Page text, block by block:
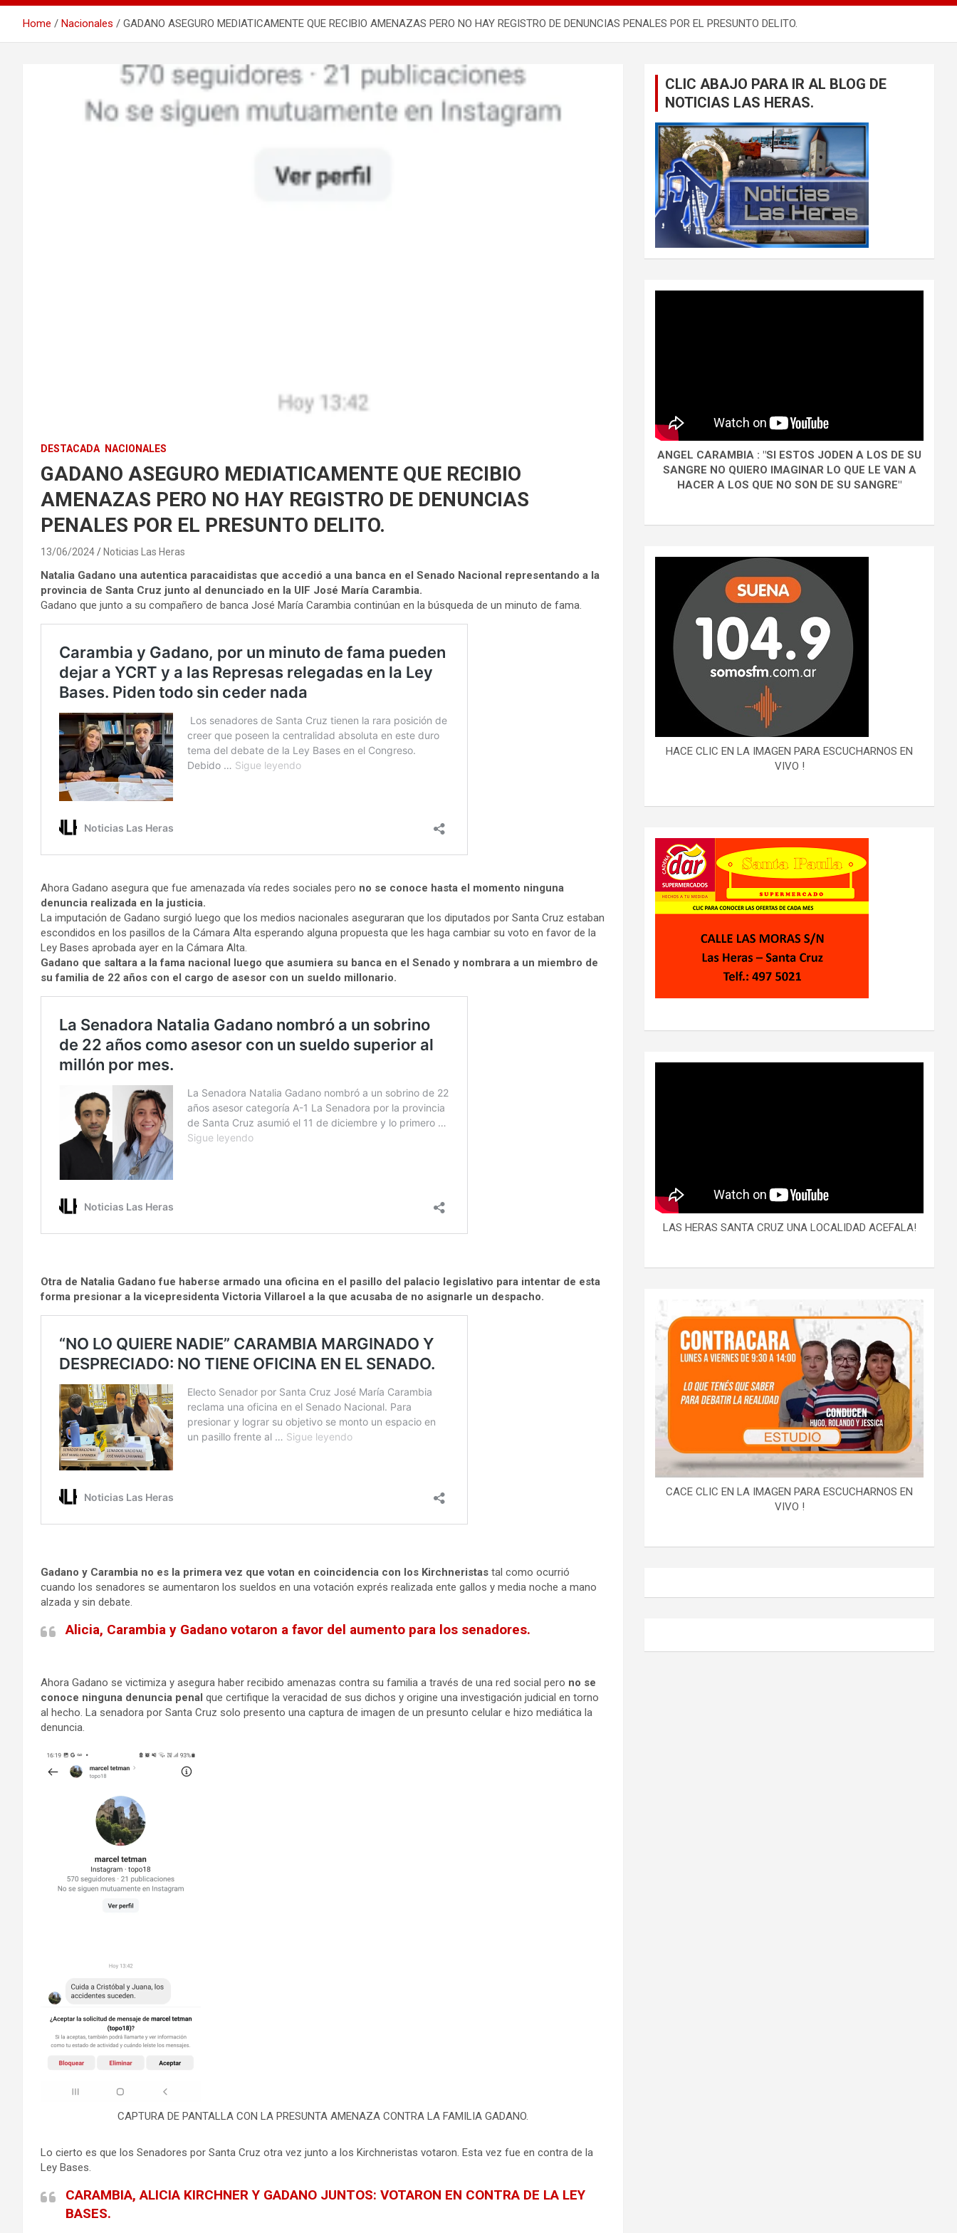
Home Nacionales GADANO ASEGURO MEDIATICAMENTE QUE RECIBIO AMENAZAS PERO NO HAY REGISTRO DE DENUNCIAS PENALES POR EL PRESUNTO DELITO.
DESTACADA NACIONALES
GADANO ASEGURO MEDIATICAMENTE QUE RECIBIO
AMENAZAS PERO NO HAY REGISTRO DE DENUNCIAS
PENALES POR EL PRESUNTO DELITO.
13/06/2024 Noticias Las Heras
Natalia Gadano una autentica paracaidistas que accedió a una banca en el Senado Nacional representando a la
provincia de Santa Cruz junto al denunciado en la UIF José María Carambia.
Gadano que junto a su compañero de banca José María Carambia continúan en la búsqueda de un minuto de fama.
Ahora Gadano asegura que fue amenazada vía redes sociales pero no se conoce hasta el momento ninguna
denuncia realizada en la justicia.
La imputación de Gadano surgió luego que los medios nacionales aseguraran que los diputados por Santa Cruz estaban
escondidos en los pasillos de la Cámara Alta esperando alguna propuesta que les haga cambiar su voto en favor de la
Ley Bases aprobada ayer en la Cámara Alta.
Gadano que saltara a la fama nacional luego que asumiera su banca en el Senado y nombrara a un miembro de
su familia de 22 años con el cargo de asesor con un sueldo millonario.
Otra de Natalia Gadano fue haberse armado una oficina en el pasillo del palacio legislativo para intentar de esta
forma presionar a la vicepresidenta Victoria Villaroel a la que acusaba de no asignarle un despacho.
Gadano y Carambia no es la primera vez que votan en coincidencia con los Kirchneristas tal como ocurrió
cuando los senadores se aumentaron los sueldos en una votación exprés realizada ente gallos y media noche a mano
alzada y sin debate.
Alicia, Carambia y Gadano votaron a favor del aumento para los senadores.
Ahora Gadano se victimiza y asegura haber recibido amenazas contra su familia a través de una red social pero no se
conoce ninguna denuncia penal que certifique la veracidad de sus dichos y origine una investigación judicial en torno
al hecho. La senadora por Santa Cruz solo presento una captura de imagen de un presunto celular e hizo mediática la
denuncia.
CAPTURA DE PANTALLA CON LA PRESUNTA AMENAZA CONTRA LA FAMILIA GADANO.
Lo cierto es que los Senadores por Santa Cruz otra vez junto a los Kirchneristas votaron. Esta vez fue en contra de la
Ley Bases.
CARAMBIA, ALICIA KIRCHNER Y GADANO JUNTOS: VOTARON EN CONTRA DE LA LEY
BASES.
CLIC ABAJO PARA IR AL BLOG DE
NOTICIAS LAS HERAS.
ANGEL CARAMBIA : "SI ESTOS JODEN A LOS DE SU
SANGRE NO QUIERO IMAGINAR LO QUE LE VAN A
HACER A LOS QUE NO SON DE SU SANGRE"
HACE CLIC EN LA IMAGEN PARA ESCUCHARNOS EN
VIVO !
LAS HERAS SANTA CRUZ UNA LOCALIDAD ACEFALA!
CACE CLIC EN LA IMAGEN PARA ESCUCHARNOS EN
VIVO !